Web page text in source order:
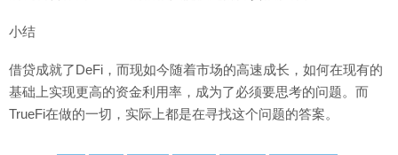
小结
借贷成就了DeFi，而现如今随着市场的高速成长，如何在现有的
基础上实现更高的资金利用率，成为了必须要思考的问题。而
TrueFi在做的一切，实际上都是在寻找这个问题的答案。